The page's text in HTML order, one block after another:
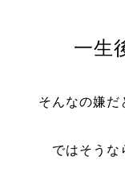
一生
そんなの嫌だ
ではそうな